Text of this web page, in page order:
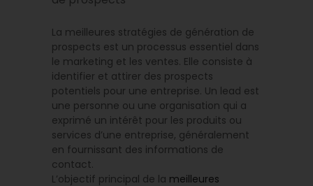
La meilleures stratégies de génération de
prospects est un processus essentiel dans
le marketing et les ventes. Elle consiste à
identifier et attirer des prospects
potentiels pour une entreprise. Un lead est
une personne ou une organisation qui a
exprimé un intérêt pour les produits ou
services d’une entreprise, généralement
en fournissant des informations de
contact.
L’objectif principal de la meilleures